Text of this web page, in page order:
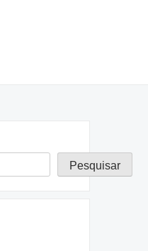
Pesquisar